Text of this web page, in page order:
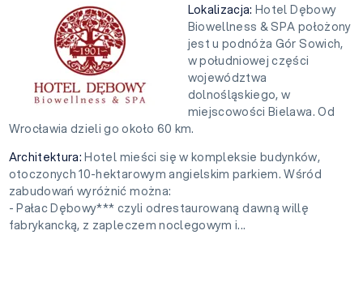
Lokalizacja:Hotel Dębowy
Biowellness & SPA położony
jest u podnóża Gór Sowich,
w południowej części
województwa
dolnośląskiego, w
miejscowości Bielawa. Od
Wrocławia dzieli go około 60 km.
Architektura:Hotel mieści się w kompleksie budynków,
otoczonych 10-hektarowym angielskim parkiem. Wśród
zabudowań wyróżnić można:
- Pałac Dębowy*** czyli odrestaurowaną dawną willę
fabrykancką, z zapleczem noclegowym i...